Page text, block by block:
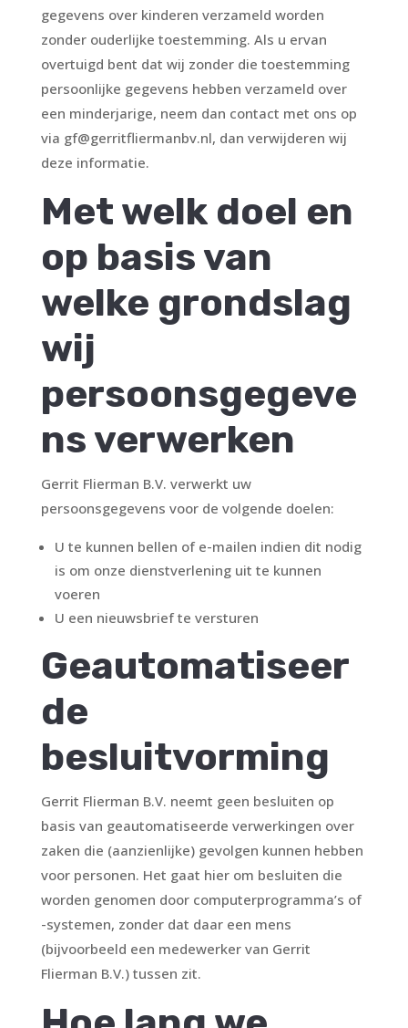
gegevens over kinderen verzameld worden
zonder ouderlijke toestemming. Als u ervan
overtuigd bent dat wij zonder die toestemming
persoonlijke gegevens hebben verzameld over
een minderjarige, neem dan contact met ons op
via gf@gerritfliermanbv.nl, dan verwijderen wij
deze informatie.
Met welk doel en
op basis van
welke grondslag
wij
persoonsgegeve
ns verwerken
Gerrit Flierman B.V. verwerkt uw
persoonsgegevens voor de volgende doelen:
U te kunnen bellen of e-mailen indien dit nodig
is om onze dienstverlening uit te kunnen
voeren
U een nieuwsbrief te versturen
Geautomatiseer
de
besluitvorming
Gerrit Flierman B.V. neemt geen besluiten op
basis van geautomatiseerde verwerkingen over
zaken die (aanzienlijke) gevolgen kunnen hebben
voor personen. Het gaat hier om besluiten die
worden genomen door computerprogramma’s of
-systemen, zonder dat daar een mens
(bijvoorbeeld een medewerker van Gerrit
Flierman B.V.) tussen zit.